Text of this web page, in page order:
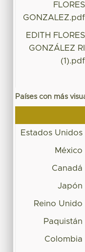
FLORES
GONZALEZ.pdf
EDITH FLORES
GONZÁLEZ RI
(1).pdf
Países con más
Estados Unidos
México
Canadá
Japón
Reino Unido
Paquistán
Colombia